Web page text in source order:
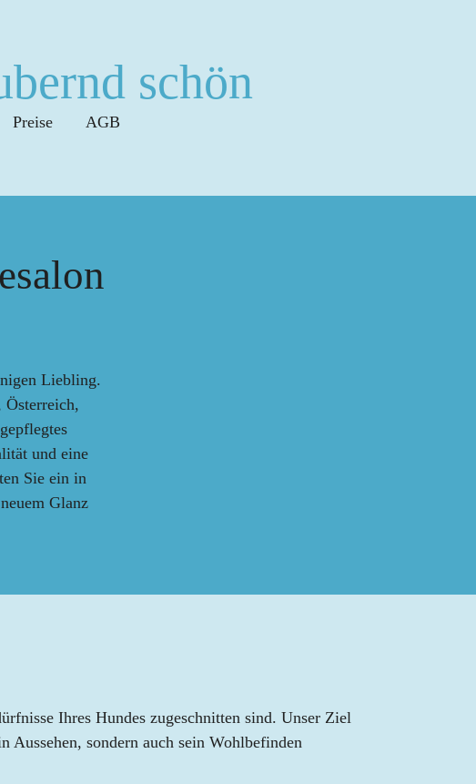
schön
Preise AGB
Liebling.
Österreich,
und eine
Sie ein in
Glanz
Ihres Hundes zugeschnitten sind. Unser Ziel
Aussehen, sondern auch sein Wohlbefinden